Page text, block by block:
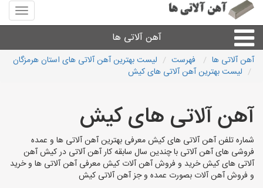
منوی
سایت
آلاتی
ها
آهن آلاتی ها
میلگرد نبشی،مفتول
لوله و اتصالات
سایر آهن آلات
آهن آلاتی ها فهرست
لیست بهترین آهن آلاتی های استان هرمزگان
لیست بهترین آهن آلاتی های کیش
آهن آلاتی های کیش
شماره تلفن آهن آلاتی های کیش معرفی بهترین آهن آلاتی ها و عمده
فروشی های آهن آلاتی با چندین سال سابقه کار آهن آلاتی در کیش آهن
آلاتی های کیش خرید و فروش آهن آلات کیش معرفی آهن آلاتی ها و خرید
و فروش آهن آلات بصورت عمده و جز آهن آلاتی کیش